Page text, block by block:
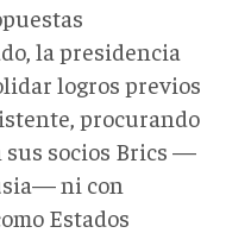
la presidencia
logros previos
procurando
sus socios Brics —
ni con
Estados